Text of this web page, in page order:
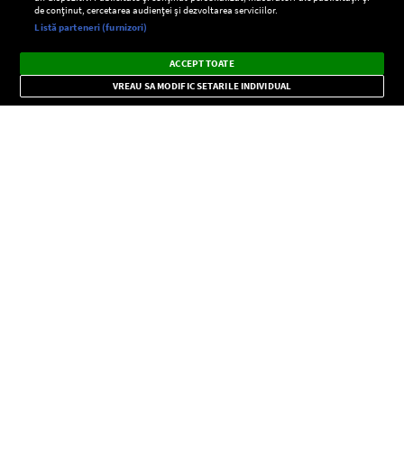
CONFIDENŢIALITATE
Setări:
Dark
Mode
Radio live, podcasturi, știri și alerte
importante.
×
de conținut, cercetarea audienței și dezvoltarea serviciilor.
Listă parteneri (furnizori)
ACCEPT TOATE
VREAU SA MODIFIC SETARILE INDIVIDUAL